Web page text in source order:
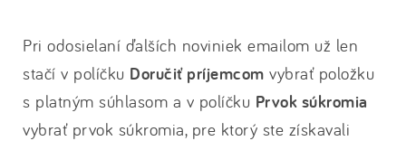
Pri odosielaní ďalších noviniek emailom už len
stačí v políčku Doručiť príjemcom vybrať položku
s platným súhlasom a v políčku Prvok súkromia
vybrať prvok súkromia, pre ktorý ste získavali